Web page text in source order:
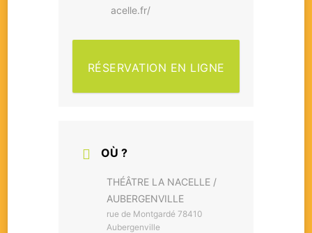
acelle.fr/
RÉSERVATION EN LIGNE
OÙ ?
THÉÂTRE LA NACELLE /
AUBERGENVILLE
rue de Montgardé 78410
Aubergenville